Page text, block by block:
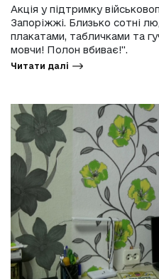
Акція у підтримку
Запоріжжі. Близько сотні
плакатами, табличками та
мовчи! Полон вбиває!".
Читати далі